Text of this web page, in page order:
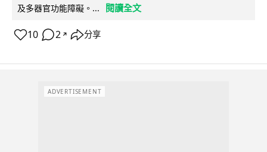
及多器官功能障礙。...
閱讀全文
10 2 ↗ 分享
ADVERTISEMENT